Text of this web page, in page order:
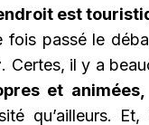
est
passé le
. Certes, il y a
et animées,
qu’ailleurs. Et,